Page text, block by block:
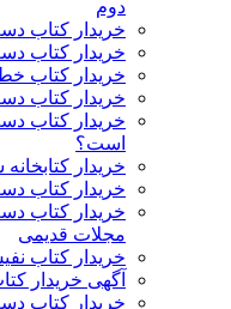
دوم
خریدار کتاب
خریدار کتاب
خریدار کتاب
خریدار کتاب
خریدار کتاب
است؟
خریدار
خریدار کتاب
خریدار کتاب
مجلات قدیمی
خریدار کتاب
آگهی خریدار
خریدار کتاب